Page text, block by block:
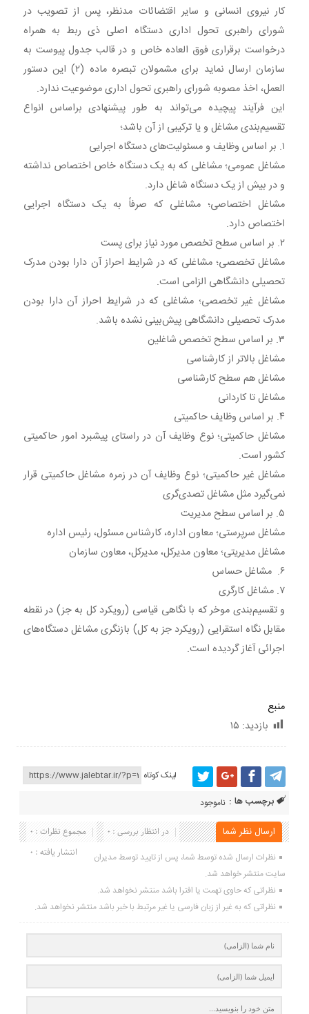
کار نیروی انسانی و سایر اقتضائات مدنظر، پس از تصویب در
شورای راهبری تحول اداری دستگاه اصلی ذی ربط به همراه
درخواست برقراری فوق العاده خاص و در قالب جدول پیوست به
سازمان ارسال نماید برای مشمولان تبصره ماده (۲) این دستور
العمل، اخذ مصوبه شورای راهبری تحول اداری موضوعیت ندارد.
این فرآیند پیچیده می‌تواند به طور پیشنهادی براساس انواع
تقسیم‌بندی مشاغل و یا ترکیبی از آن باشد؛
۱. بر اساس وظایف و مسئولیت‌های دستگاه اجرایی
مشاغل عمومی؛ مشاغلی که به یک دستگاه خاص اختصاص نداشته
و در بیش از یک دستگاه شاغل دارد.
مشاغل اختصاصی؛ مشاغلی که صرفاً به یک دستگاه اجرایی
اختصاص دارد.
۲. بر اساس سطح تخصص مورد نیاز برای پست
مشاغل تخصصی؛ مشاغلی که در شرایط احراز آن دارا بودن مدرک
تحصیلی دانشگاهی الزامی است.
مشاغل غیر تخصصی؛ مشاغلی که در شرایط احراز آن دارا بودن
مدرک تحصیلی دانشگاهی پیش‌بینی نشده باشد.
۳. بر اساس سطح تخصص شاغلین
مشاغل بالاتر از کارشناسی
مشاغل هم سطح کارشناسی
مشاغل تا کاردانی
۴. بر اساس وظایف حاکمیتی
مشاغل حاکمیتی؛ نوع وظایف آن در راستای پیشبرد امور حاکمیتی
کشور است.
مشاغل غیر حاکمیتی؛ نوع وظایف آن در زمره مشاغل حاکمیتی قرار
نمی‌گیرد مثل مشاغل تصدی‌گری
۵. بر اساس سطح مدیریت
مشاغل سرپرستی؛ معاون اداره، کارشناس مسئول، رئیس اداره
مشاغل مدیریتی؛ معاون مدیرکل، مدیرکل، معاون سازمان
۶. مشاغل حساس
۷. مشاغل کارگری
و تقسیم‌بندی موخر که با نگاهی قیاسی (رویکرد کل به جز) در نقطه
مقابل نگاه استقرایی (رویکرد جز به کل) بازنگری مشاغل دستگاه‌های
اجرائی آغاز گردیده است.
منبع
بازدید: ۱۵
لینک کوتاه
برچسب ها : ناموجود
ارسال نظر شما مجموع نظرات : 0
در انتظار بررسی : 0
انتشار یافته : 0
نظرات ارسال شده توسط شما، پس از تایید توسط مدیران
سایت منتشر خواهد شد.
نظراتی که حاوی تهمت یا افترا باشد منتشر نخواهد شد.
نظراتی که به غیر از زبان فارسی یا غیر مرتبط با خبر باشد منتشر نخواهد شد.